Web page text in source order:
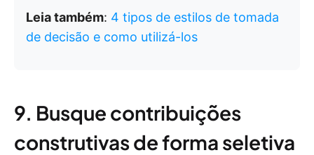
Leia também: 4 tipos de estilos de tomada
de decisão e como utilizá-los
9. Busque contribuições
construtivas de forma seletiva